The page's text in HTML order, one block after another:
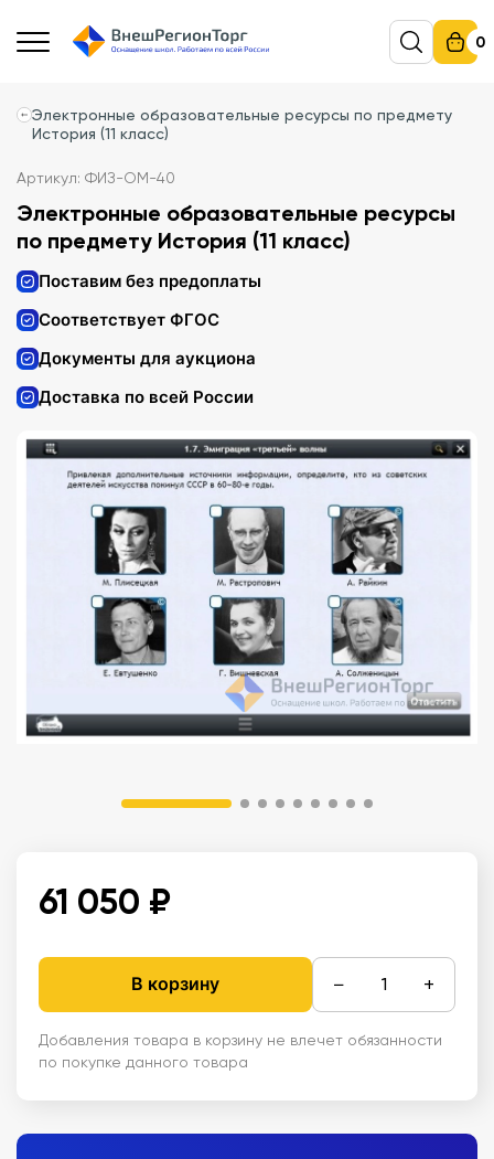
0
Электронные образовательные ресурсы по предмету
История (11 класс)
Артикул: ФИЗ-ОМ-40
Электронные образовательные ресурсы
по предмету История (11 класс)
Поставим без предоплаты
Соответствует ФГОС
Документы для аукциона
Доставка по всей России
61 050 ₽
В корзину − +
Добавления товара в корзину не влечет обязанности
по покупке данного товара